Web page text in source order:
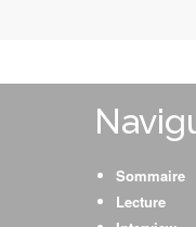
Sommaire
Lecture